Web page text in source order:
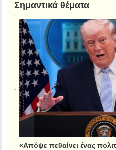
Σημαντικά θέματα
«Απόψε πεθαίνει ένας